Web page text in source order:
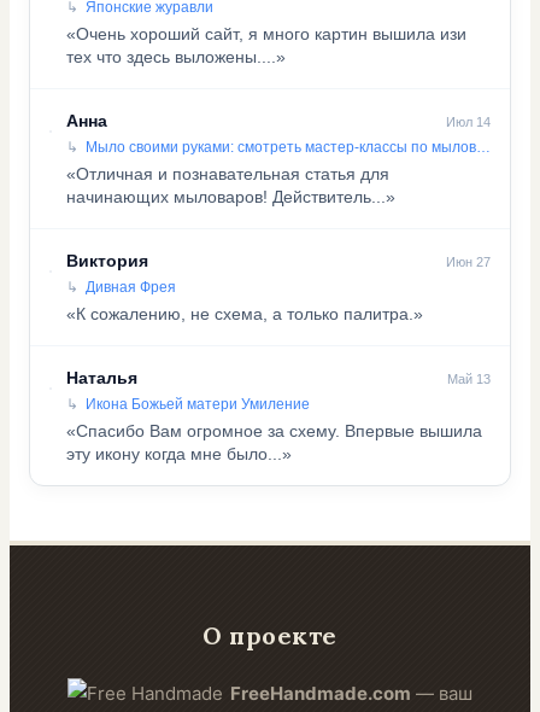
Японские журавли
«Очень хороший сайт, я много картин вышила изи
тех что здесь выложены....»
Анна Июл 14
Мыло своими руками: смотреть мастер-классы по мыловарению
«Отличная и познавательная статья для
начинающих мыловаров! Действитель...»
Виктория Июн 27
Дивная Фрея
«К сожалению, не схема, а только палитра.»
Наталья Май 13
Икона Божьей матери Умиление
«Спасибо Вам огромное за схему. Впервые вышила
эту икону когда мне было...»
О проекте
FreeHandmade.com — ваш